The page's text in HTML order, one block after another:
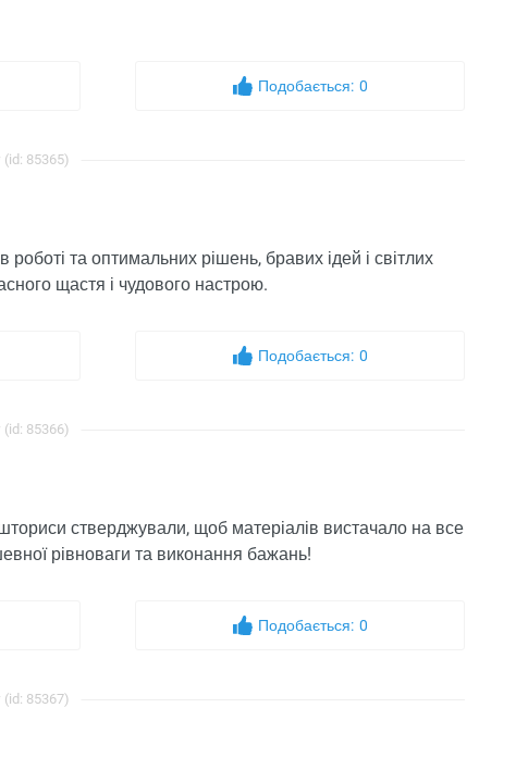
Подобається: 0
(id: 85365)
та оптимальних рішень, бравих ідей і світлих
щастя і чудового настрою.
Подобається: 0
(id: 85366)
стверджували, щоб матеріалів вистачало на все
рівноваги та виконання бажань!
Подобається: 0
(id: 85367)